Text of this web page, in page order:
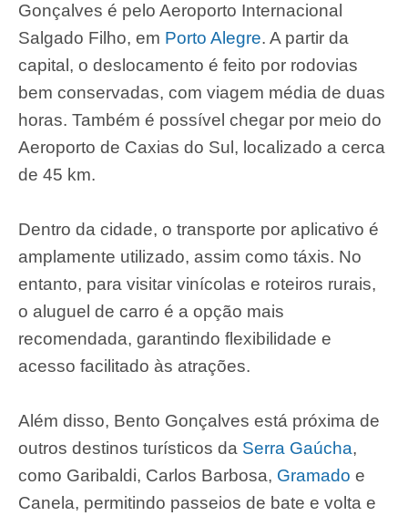
Gonçalves é pelo Aeroporto Internacional
Salgado Filho, em Porto Alegre. A partir da
capital, o deslocamento é feito por rodovias
bem conservadas, com viagem média de duas
horas. Também é possível chegar por meio do
Aeroporto de Caxias do Sul, localizado a cerca
de 45 km.
Dentro da cidade, o transporte por aplicativo é
amplamente utilizado, assim como táxis. No
entanto, para visitar vinícolas e roteiros rurais,
o aluguel de carro é a opção mais
recomendada, garantindo flexibilidade e
acesso facilitado às atrações.
Além disso, Bento Gonçalves está próxima de
outros destinos turísticos da Serra Gaúcha,
como Garibaldi, Carlos Barbosa, Gramado e
Canela, permitindo passeios de bate e volta e